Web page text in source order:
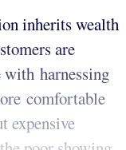
inherits wealth
are
with harnessing
comfortable
expensive